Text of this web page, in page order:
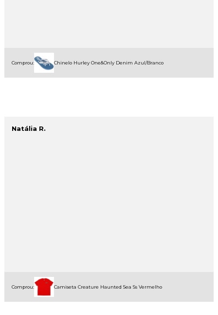
Comprou: Chinelo Hurley One&Only Denim Azul/Branco
Natália R.
Comprou: Camiseta Creature Haunted Sea Ss Vermelho